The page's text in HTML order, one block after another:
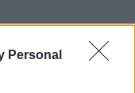
Personal